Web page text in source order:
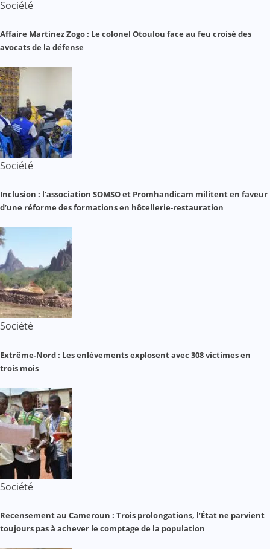
Société
Affaire Martinez Zogo : Le colonel Otoulou face au feu croisé des
avocats de la défense
Société
Inclusion : l’association SOMSO et Promhandicam militent en faveur
d’une réforme des formations en hôtellerie-restauration
Société
Extrême-Nord : Les enlèvements explosent avec 308 victimes en
trois mois
Société
Recensement au Cameroun : Trois prolongations, l’État ne parvient
toujours pas à achever le comptage de la population